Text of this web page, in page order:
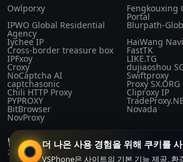
더 나은 사용 경험을 위해 쿠키를
VSPhone은 사이트의 기본 기능 제공, 환
Owlporxy
Fengkouxing
Portal
IPWO Global Residential
Agency
Blurpath-
Iychee IP
HaiWang
Cross-border treasure box FastTK
IPFxoy LIKE.TG
Croxy dujiaoshou
NoCaptcha AI Swiftproxy
captchasonic Proxy SX.ORG
Chili HTTP Proxy Cliproxy IP
PYPROXY
BitBrowser Novada
NovProxy
법률 및 규정
개인 정보 정책 구매 계약이용약관 회사 소개